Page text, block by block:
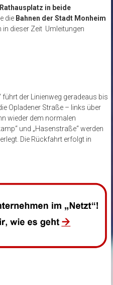
Rathausplatz in beide
die Bahnen der Stadt Monheim
in dieser Zeit Umleitungen
der Linienweg geradeaus bis
Opladener Straße – links über
wieder dem normalen
und „Hasenstraße“ werden
Die Rückfahrt erfolgt in